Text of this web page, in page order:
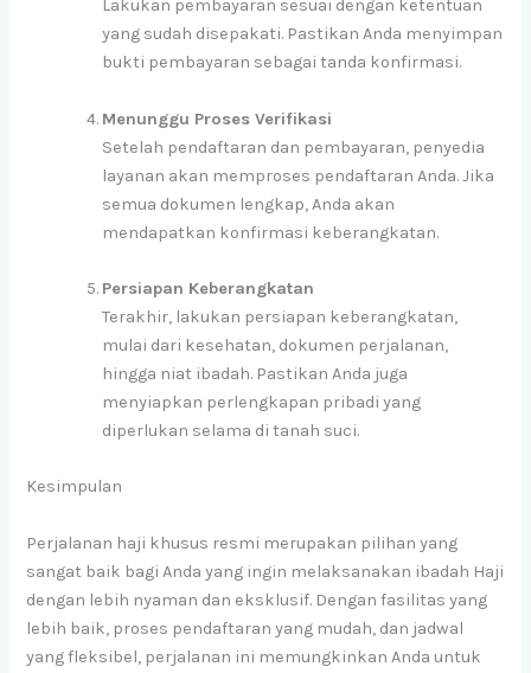
Lakukan pembayaran sesuai dengan ketentuan
yang sudah disepakati. Pastikan Anda menyimpan
bukti pembayaran sebagai tanda konfirmasi.
Menunggu Proses Verifikasi
Setelah pendaftaran dan pembayaran, penyedia
layanan akan memproses pendaftaran Anda. Jika
semua dokumen lengkap, Anda akan
mendapatkan konfirmasi keberangkatan.
Persiapan Keberangkatan
Terakhir, lakukan persiapan keberangkatan,
mulai dari kesehatan, dokumen perjalanan,
hingga niat ibadah. Pastikan Anda juga
menyiapkan perlengkapan pribadi yang
diperlukan selama di tanah suci.
Kesimpulan
Perjalanan haji khusus resmi merupakan pilihan yang
sangat baik bagi Anda yang ingin melaksanakan ibadah Haji
dengan lebih nyaman dan eksklusif. Dengan fasilitas yang
lebih baik, proses pendaftaran yang mudah, dan jadwal
yang fleksibel, perjalanan ini memungkinkan Anda untuk